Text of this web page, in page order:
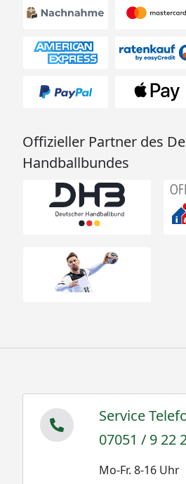
Offizieller Partner des
Handballbundes
Service
07051 / 9 22
Mo-Fr. 8-16 Uhr